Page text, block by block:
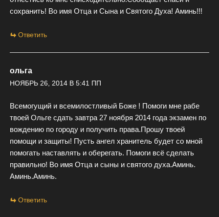
сохранить! Во имя Отца и Сына и Святого Духа! Аминь!!!
Ответить
ольга
НОЯБРЬ 26, 2014 В 5:41 ПП
Всемогущий и всемилостливый Боже ! Помоги мне рабе
твоей Ольге сдать завтра 27 ноября 2014 года экзамен по
вождению по городу и получить права.Прошу твоей
помощи и защиты! Пусть ангел хранитель будет со мной
помогать наставлять и оберегать. Помоги всё сделать
правильно! Во имя Отца и сыны и святого духа.Аминь.
Аминь.Аминь.
Ответить